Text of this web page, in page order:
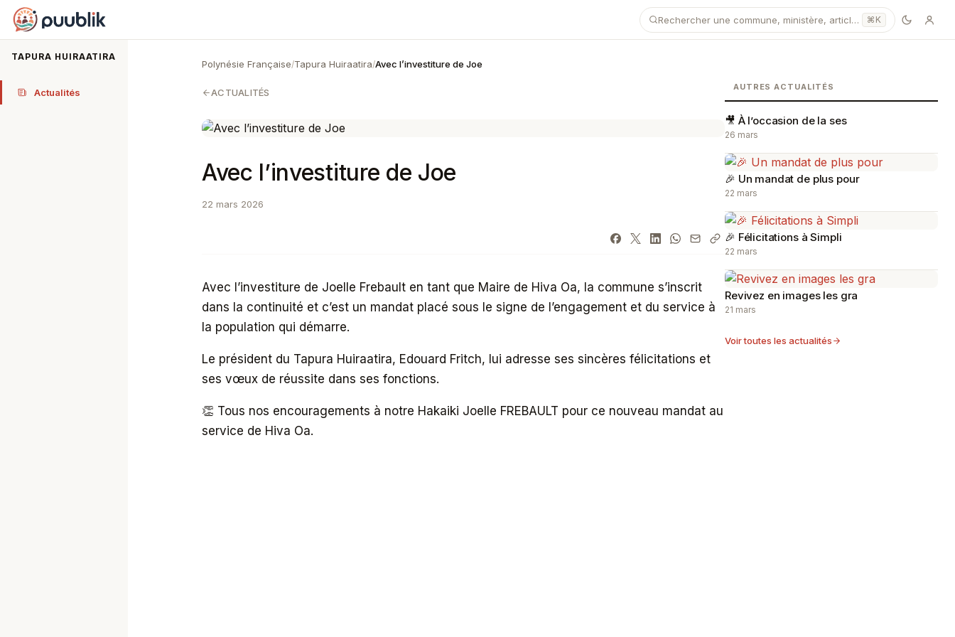
Puublik
Rechercher une commune, ministère, article… ⌘K
TAPURA HUIRAATIRA
Actualités
Polynésie Française/Tapura Huiraatira/Avec l’investiture de Joe
ACTUALITÉS
Avec l’investiture de Joe
22 mars 2026
Avec l’investiture de Joelle Frebault en tant que Maire de Hiva Oa, la commune s’inscrit
dans la continuité et c’est un mandat placé sous le signe de l’engagement et du service à
la population qui démarre.
Le président du Tapura Huiraatira, Edouard Fritch, lui adresse ses sincères félicitations et
ses vœux de réussite dans ses fonctions.
👏 Tous nos encouragements à notre Hakaiki Joelle FREBAULT pour ce nouveau mandat au
service de Hiva Oa.
AUTRES ACTUALITÉS
🎥 À l’occasion de la ses
26 mars
🎉 Un mandat de plus pour
22 mars
🎉 Félicitations à Simpli
22 mars
Revivez en images les gra
21 mars
Voir toutes les actualités